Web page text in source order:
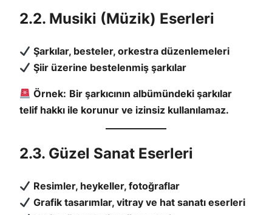
2.2. Musiki (Müzik) Eserleri
Şarkılar, besteler, orkestra düzenlemeleri
Şiir üzerine bestelenmiş şarkılar
Örnek: Bir şarkıcının albümündeki şarkılar
telif hakkı ile korunur ve izinsiz kullanılamaz.
2.3. Güzel Sanat Eserleri
Resimler, heykeller, fotoğraflar
Grafik tasarımlar, vitray ve hat sanatı eserleri